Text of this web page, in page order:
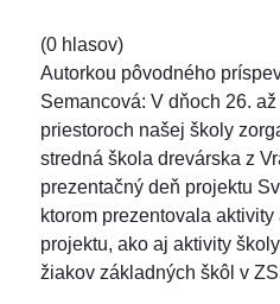
(0 hlasov)
Autorkou pôvodného
Semancová: V dňoch 26.
priestoroch našej školy
stredná škola drevárska z
prezentačný deň projektu
ktorom prezentovala
projektu, ako aj aktivity
žiakov základných škôl v